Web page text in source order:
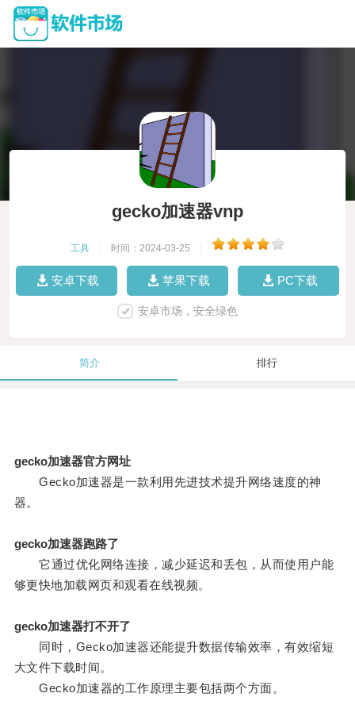
gecko加速器vnp
工具 时间：2024-03-25
安卓下载 苹果下载 PC下载
安卓市场，安全绿色
简介 排行
gecko加速器官方网址
Gecko加速器是一款利用先进技术提升网络速度的神
器。
gecko加速器跑路了
它通过优化网络连接，减少延迟和丢包，从而使用户能
够更快地加载网页和观看在线视频。
gecko加速器打不开了
同时，Gecko加速器还能提升数据传输效率，有效缩短
大文件下载时间。
Gecko加速器的工作原理主要包括两个方面。